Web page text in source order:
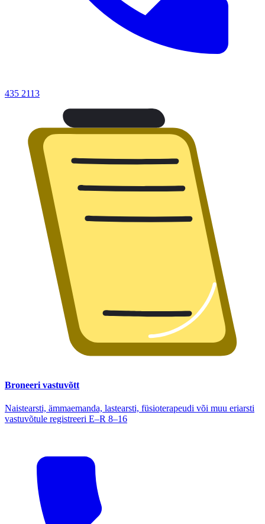
435 2113
Broneeri vastuvõtt
Naistearsti, ämmaemanda, lastearsti, füsioterapeudi või muu eriarsti
vastuvõtule registreeri E–R 8–16